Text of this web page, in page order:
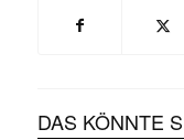
DAS KÖNNTE